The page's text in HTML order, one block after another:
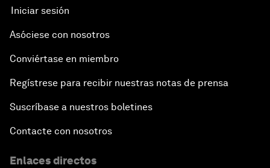
Iniciar sesión
Asóciese con nosotros
Conviértase en miembro
Regístrese para recibir nuestras notas de prensa
Suscríbase a nuestros boletines
Contacte con nosotros
Enlaces directos